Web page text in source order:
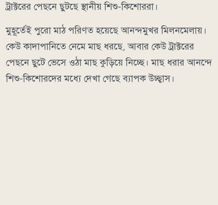
ট্রাক্টরের পেছনে ছুটছে স্থানীয় শিশু-কিশোররা।
মুহূর্তেই পুরো মাঠ পরিণত হয়েছে আনন্দমুখর মিলনমেলায়।
কেউ কাদাপানিতে নেমে মাছ ধরছে, আবার কেউ ট্রাক্টরের
পেছনে ছুটে ভেসে ওঠা মাছ কুড়িয়ে নিচ্ছে। মাছ ধরার আনন্দে
শিশু-কিশোরদের মধ্যে দেখা গেছে ব্যাপক উচ্ছ্বাস।